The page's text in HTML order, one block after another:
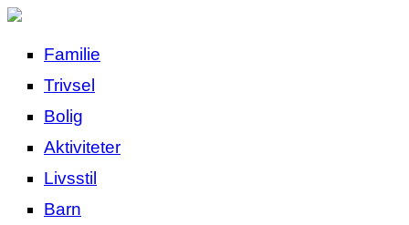
Familie
Trivsel
Bolig
Aktiviteter
Livsstil
Barn